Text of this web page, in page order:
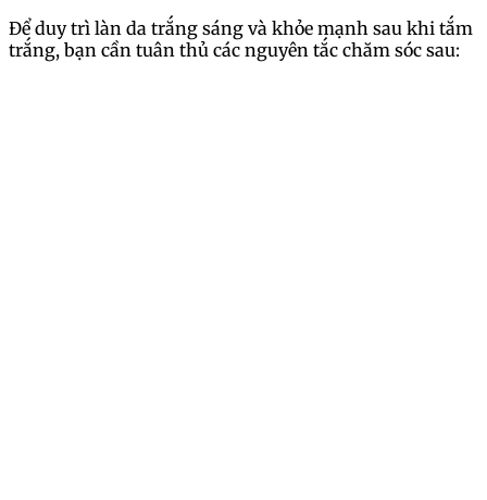
Để duy trì làn da trắng sáng và khỏe mạnh sau khi tắm
trắng, bạn cần tuân thủ các nguyên tắc chăm sóc sau: